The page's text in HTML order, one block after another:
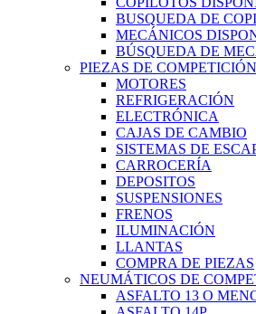
BUSQUEDA DE
MECÁNICOS
BÚSQUEDA DE
PIEZAS DE COMPETICIÓN
MOTORES
REFRIGERACIÓN
ELECTRÓNICA
CAJAS DE CAMBIO
SISTEMAS DE
CARROCERÍA
DEPOSITOS
SUSPENSIONES
FRENOS
ILUMINACIÓN
LLANTAS
COMPRA DE PIEZAS
NEUMÁTICOS DE
ASFALTO 13 O